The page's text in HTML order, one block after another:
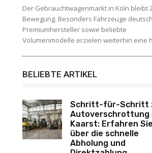
Der Gebrauchtwagenmarkt in Köln bleibt
Bewegung. Besonders Fahrzeuge
Premiumhersteller sowie beliebte
Volumenmodelle erzielen weiterhin eine
BELIEBTE ARTIKEL
Schritt-für-Schritt
Autoverschrottung
Kaarst: Erfahren
über die schnelle
Abholung und